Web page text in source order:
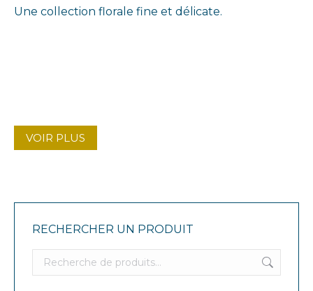
Une collection florale fine et délicate.
VOIR PLUS
RECHERCHER UN PRODUIT